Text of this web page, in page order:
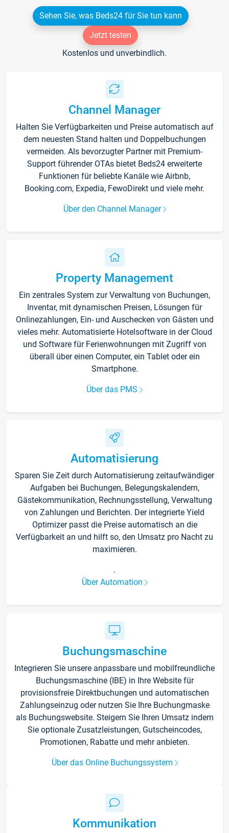
Sehen Sie, was Beds24 für Sie tun kann
Jetzt testen
Kostenlos und unverbindlich.
Channel Manager
Halten Sie Verfügbarkeiten und Preise automatisch auf
dem neuesten Stand halten und Doppelbuchungen
vermeiden. Als bevorzugter Partner mit Premium-
Support führender OTAs bietet Beds24 erweiterte
Funktionen für beliebte Kanäle wie Airbnb,
Booking.com, Expedia, FewoDirekt und viele mehr.
Über den Channel Manager
Property Management
Ein zentrales System zur Verwaltung von Buchungen,
Inventar, mit dynamischen Preisen, Lösungen für
Onlinezahlungen, Ein- und Auschecken von Gästen und
vieles mehr. Automatisierte Hotelsoftware in der Cloud
und Software für Ferienwohnungen mit Zugriff von
überall über einen Computer, ein Tablet oder ein
Smartphone.
Über das PMS
Automatisierung
Sparen Sie Zeit durch Automatisierung zeitaufwändiger
Aufgaben bei Buchungen, Belegungskalendern,
Gästekommunikation, Rechnungsstellung, Verwaltung
von Zahlungen und Berichten. Der integrierte Yield
Optimizer passt die Preise automatisch an die
Verfügbarkeit an und hilft so, den Umsatz pro Nacht zu
maximieren.
.
Über Automation
Buchungsmaschine
Integrieren Sie unsere anpassbare und mobilfreundliche
Buchungsmaschine (IBE) in Ihre Website für
provisionsfreie Direktbuchungen und automatischen
Zahlungseinzug oder nutzen Sie Ihre Buchungmaske
als Buchungswebsite. Steigern Sie Ihren Umsatz indem
Sie optionale Zusatzleistungen, Gutscheincodes,
Promotionen, Rabatte und mehr anbieten.
Über das Online Buchungssystem
Kommunikation